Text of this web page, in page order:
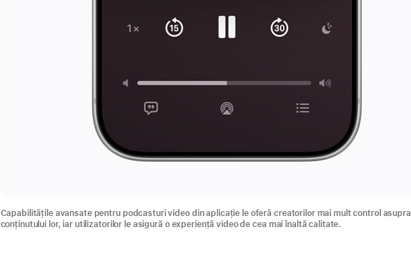
Capabilitățile avansate pentru podcasturi video din aplicație le oferă creatorilor mai mult control asupra
conținutului lor, iar utilizatorilor le asigură o experiență video de cea mai înaltă calitate.